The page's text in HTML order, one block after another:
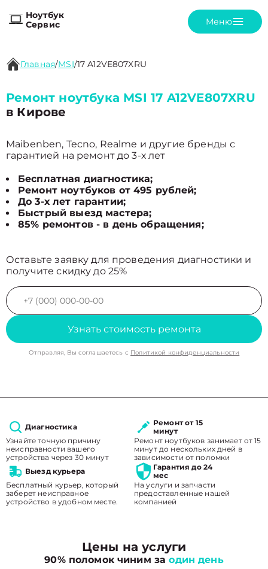
Ноутбук
Сервис
Меню
Главная/MSI/17 A12VE807XRU
Ремонт ноутбука MSI 17 A12VE807XRU
в Кирове
Maibenben, Tecno, Realme и другие бренды с
гарантией на ремонт до 3-х лет
Бесплатная диагностика;
Ремонт ноутбуков от 495 рублей;
До 3-х лет гарантии;
Быстрый выезд мастера;
85% ремонтов - в день обращения;
Оставьте заявку для проведения диагностики и
получите скидку до 25%
Узнать стоимость ремонта
Отправляя, Вы соглашаетесь с Политикой конфиденциальности
Диагностика
Узнайте точную причину
неисправности вашего
устройства через 30 минут
Ремонт от 15
минут
Ремонт ноутбуков занимает от 15
минут до нескольких дней в
зависимости от поломки
Выезд курьера
Бесплатный курьер, который
заберет неисправное
устройство в удобном месте.
Гарантия до 24
мес
На услуги и запчасти
предоставленные нашей
компанией
Цены на услуги
90% поломок чиним заодин день